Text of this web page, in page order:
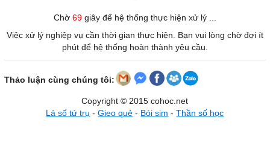
Chờ 69giây để hệ thống thực hiện xử lý ...
Việc xử lý nghiệp vụ cần thời gian thực hiện. Bạn vui lòng chờ đợi ít
phút để hệ thống hoàn thành yêu cầu.
Thảo luận cùng chúng tôi:
Copyright © 2015 cohoc.net
Lá số tứ trụ -Gieo quẻ - Bói sim -Thần số học